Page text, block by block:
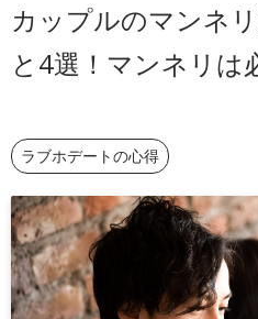
カップルのマンネ
と4選！マンネリは
ラブホデートの心得